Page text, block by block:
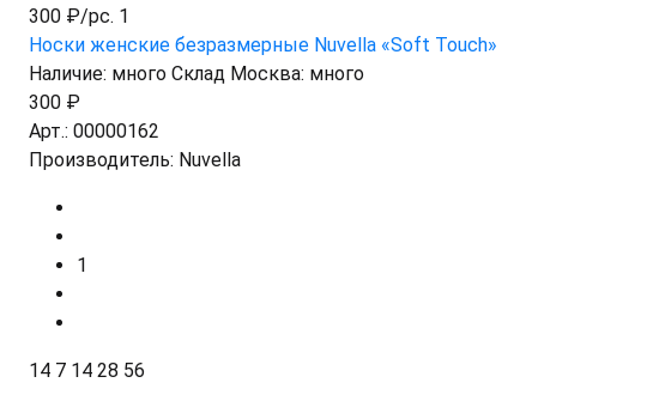
300 ₽/pc. 1
Носки женские безразмерные Nuvella «Soft Touch»
Наличие: много Склад Москва: много
300 ₽
Арт.: 00000162
Производитель: Nuvella
1
14 7 14 28 56